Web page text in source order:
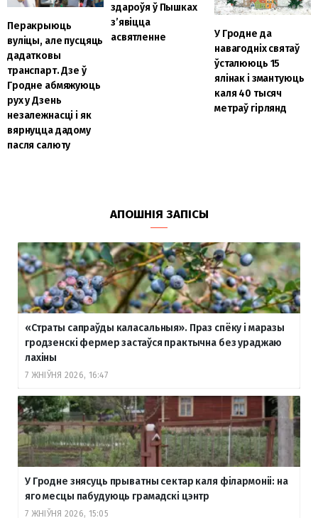
Перакрыюць
вуліцы, але пусцяць
дадатковы
транспарт. Дзе ў
Гродне абмяжуюць
рух у Дзень
незалежнасці і як
вярнуцца дадому
пасля салюту
здароўя ў Пышках
з’явіцца
асвятленне
У Гродне да
навагодніх святаў
ўсталююць 15
ялінак і змантуюць
каля 40 тысяч
метраў гірлянд
АПОШНІЯ ЗАПІСЫ
«Страты сапраўды каласальныя». Праз спёку і маразы
гродзенскі фермер застаўся практычна без ураджаю
лахіны
7 ЖНІЎНЯ 2026, 16:47
У Гродне знясуць прыватны сектар каля філармоніі: на
яго месцы пабудуюць грамадскі цэнтр
7 ЖНІЎНЯ 2026, 15:05